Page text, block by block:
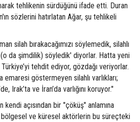
tehlikenin sürdüğünü ifade etti. Duran
sözlerini hatırlatan Ağar, şu tehlikeli
silah bırakacağımızı söylemedik, silahlı
(o da şimdilik) söyledik' diyorlar. Hatta yeni
tehdit ediyor, gözdağı veriyorlar.
emaresi göstermeyen silahlı varlıkları;
Irak’ta ve İran’da varlığını koruyor."
kendi açısından bir "çöküş" anlamına
ve küresel aktörlerin bu süreçteki